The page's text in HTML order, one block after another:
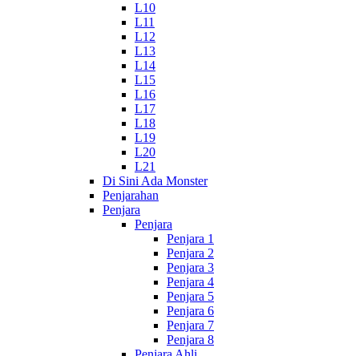
L10
L11
L12
L13
L14
L15
L16
L17
L18
L19
L20
L21
Di Sini Ada Monster
Penjarahan
Penjara
Penjara
Penjara 1
Penjara 2
Penjara 3
Penjara 4
Penjara 5
Penjara 6
Penjara 7
Penjara 8